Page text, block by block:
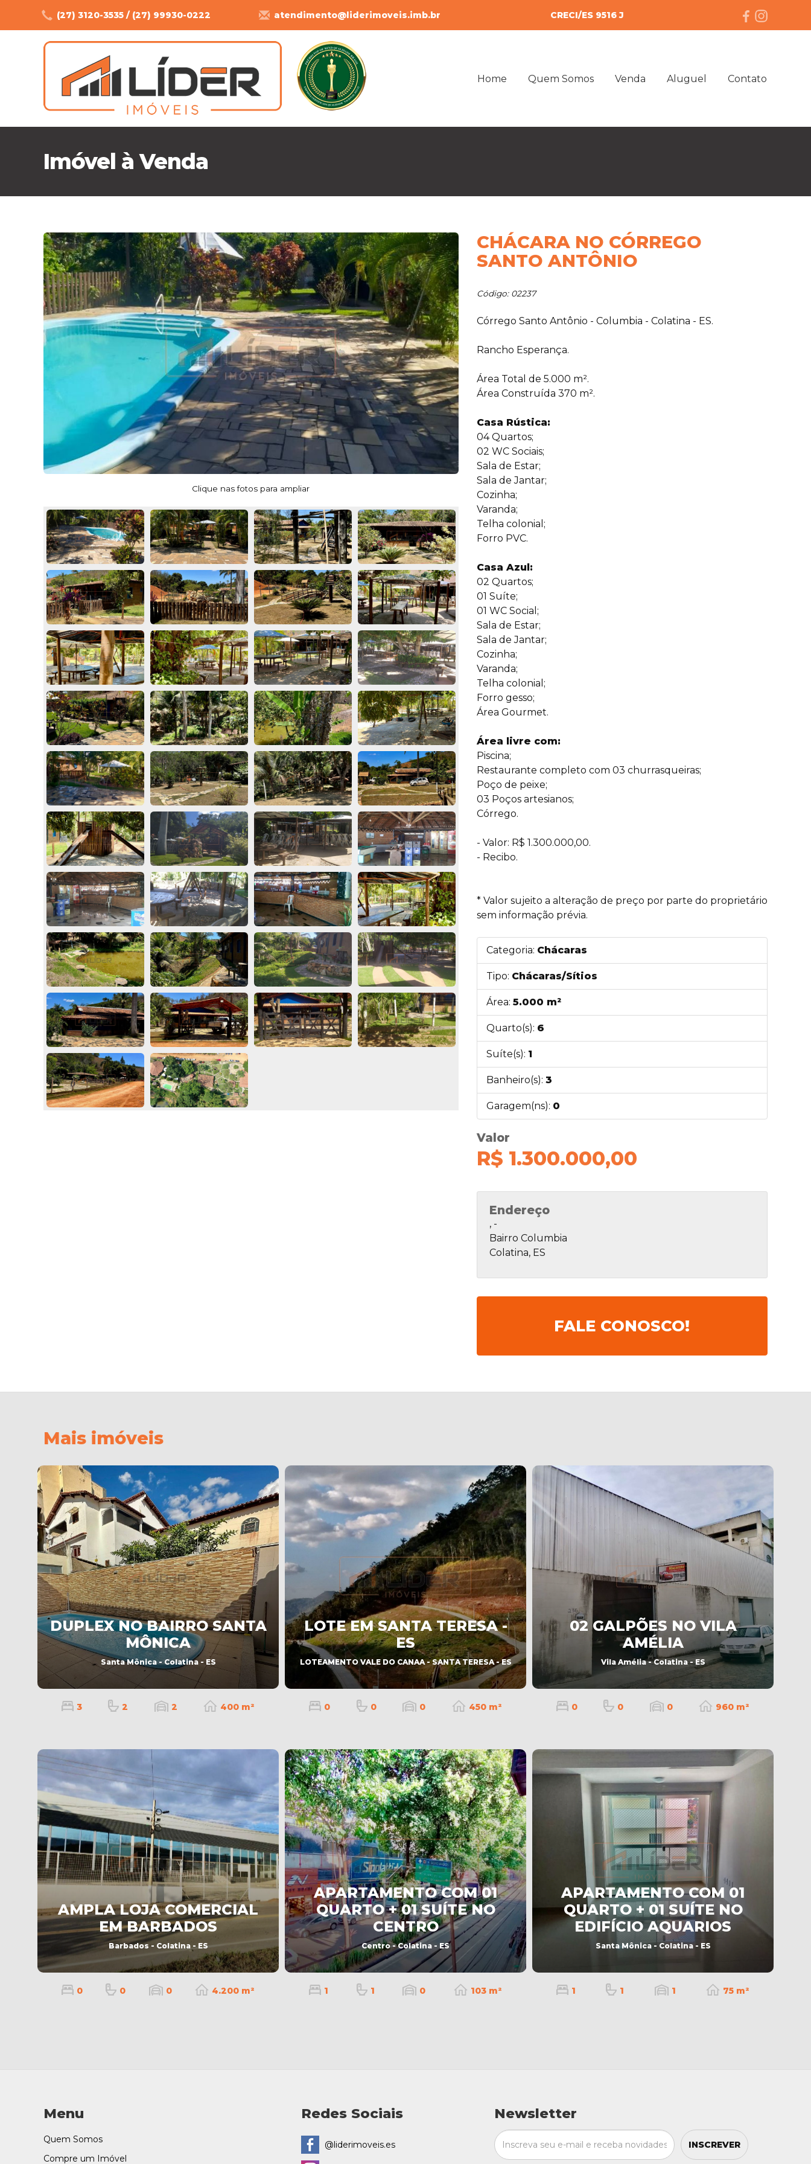
(27) 3120-3535 / (27) 99930-0222 atendimento@liderimoveis.imb.br CRECI/ES 9516 J
Home Quem Somos Venda Aluguel Contato
Imóvel à Venda
Clique nas fotos para ampliar
CHÁCARA NO CÓRREGO
SANTO ANTÔNIO
Código: 02237
Córrego Santo Antônio - Columbia - Colatina - ES.
Rancho Esperança.
Área Total de 5.000 m².
Área Construída 370 m².
Casa Rústica:
04 Quartos;
02 WC Sociais;
Sala de Estar;
Sala de Jantar;
Cozinha;
Varanda;
Telha colonial;
Forro PVC.
Casa Azul:
02 Quartos;
01 Suíte;
01 WC Social;
Sala de Estar;
Sala de Jantar;
Cozinha;
Varanda;
Telha colonial;
Forro gesso;
Área Gourmet.
Área livre com:
Piscina;
Restaurante completo com 03 churrasqueiras;
Poço de peixe;
03 Poços artesianos;
Córrego.
- Valor: R$ 1.300.000,00.
- Recibo.
* Valor sujeito a alteração de preço por parte do proprietário
sem informação prévia.
Categoria: Chácaras
Tipo: Chácaras/Sítios
Área: 5.000 m²
Quarto(s): 6
Suíte(s): 1
Banheiro(s): 3
Garagem(ns): 0
Valor
R$ 1.300.000,00
Endereço
, -
Bairro Columbia
Colatina, ES
FALE CONOSCO!
Mais imóveis
DUPLEX NO BAIRRO SANTA
MÔNICA
Santa Mônica - Colatina - ES
3 2 2 400 m²
LOTE EM SANTA TERESA -
ES
LOTEAMENTO VALE DO CANAA - SANTA TERESA - ES
0 0 0 450 m²
02 GALPÕES NO VILA
AMÉLIA
Vila Amélia - Colatina - ES
0 0 0 960 m²
AMPLA LOJA COMERCIAL
EM BARBADOS
Barbados - Colatina - ES
0 0 0 4.200 m²
APARTAMENTO COM 01
QUARTO + 01 SUÍTE NO
CENTRO
Centro - Colatina - ES
1 1 0 103 m²
APARTAMENTO COM 01
QUARTO + 01 SUÍTE NO
EDIFÍCIO AQUARIOS
Santa Mônica - Colatina - ES
1 1 1 75 m²
Menu
Quem Somos
Compre um Imóvel
Redes Sociais
@liderimoveis.es
Newsletter
INSCREVER